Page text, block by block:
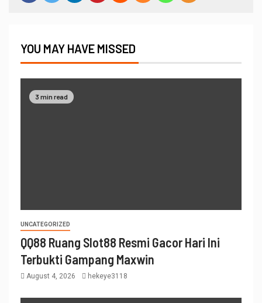
YOU MAY HAVE MISSED
3 min read
UNCATEGORIZED
QQ88 Ruang Slot88 Resmi Gacor Hari Ini
Terbukti Gampang Maxwin
August 4, 2026 hekeye3118